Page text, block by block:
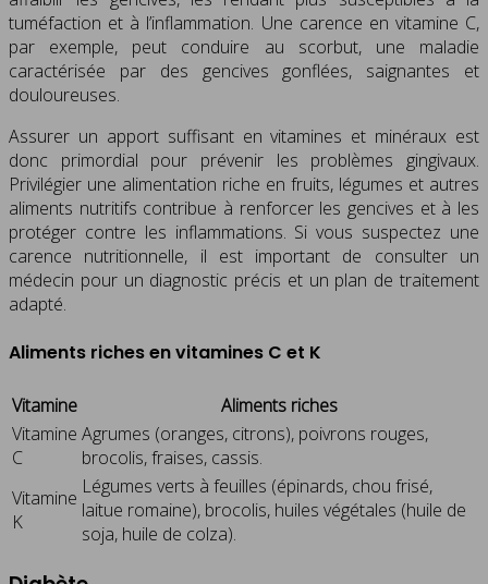
tuméfaction et à l’inflammation. Une carence en vitamine C,
par exemple, peut conduire au scorbut, une maladie
caractérisée par des gencives gonflées, saignantes et
douloureuses.
Assurer un apport suffisant en vitamines et minéraux est
donc primordial pour prévenir les problèmes gingivaux.
Privilégier une alimentation riche en fruits, légumes et autres
aliments nutritifs contribue à renforcer les gencives et à les
protéger contre les inflammations. Si vous suspectez une
carence nutritionnelle, il est important de consulter un
médecin pour un diagnostic précis et un plan de traitement
adapté.
Aliments riches en vitamines C et K
Vitamine
Aliments riches
Vitamine
C
Agrumes (oranges, citrons), poivrons rouges,
brocolis, fraises, cassis.
Vitamine
K
Légumes verts à feuilles (épinards, chou frisé,
laitue romaine), brocolis, huiles végétales (huile de
soja, huile de colza).